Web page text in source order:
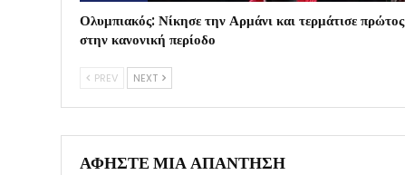
Ολυμπιακός: Νίκησε την Αρμάνι και τερμάτισε πρώτος
στην κανονική περίοδο
PREV NEXT
ΑΦΉΣΤΕ ΜΙΑ ΑΠΆΝΤΗΣΗ